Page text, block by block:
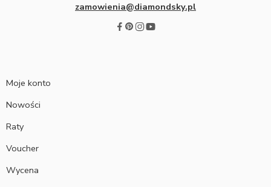
zamowienia@diamondsky.pl
Moje konto
Nowości
Raty
Voucher
Wycena